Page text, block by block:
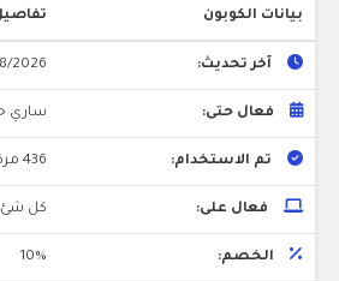
بيانات الكوبون
آخر تحديث: 2026
فعال حتى: ساري
تم الاستخدام: 436 مرة
فعال على: كل شئ
الخصم: 10%